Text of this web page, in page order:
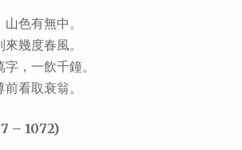
色有無中。
幾度春風。
，一飲千鐘。
看取衰翁。
– 1072)